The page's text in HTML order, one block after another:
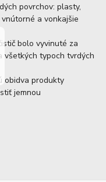
povrchov: plasty,
a vonkajšie
bolo vyvinuté za
všetkých typoch tvrdých
obidva produkty
jemnou